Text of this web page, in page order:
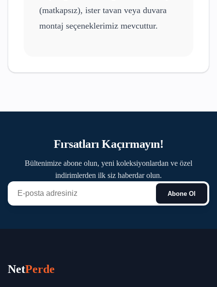
(matkapsız), ister tavan veya duvara
montaj seçeneklerimiz mevcuttur.
Fırsatları Kaçırmayın!
Bültenimize abone olun, yeni koleksiyonlardan ve özel
indirimlerden ilk siz haberdar olun.
Abone Ol
NetPerde